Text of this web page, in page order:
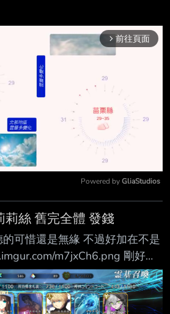
arrow_forward_ios 前往頁面
Powered by GliaStudios
莉絲 舊完全體 發錢
可惜還是無緣 不過好加在不是
m7jxCh6.png 剛好寶
絲了
dlWza0R.png 馬上送大火讓
屯好了 第2個大火當然是給未來